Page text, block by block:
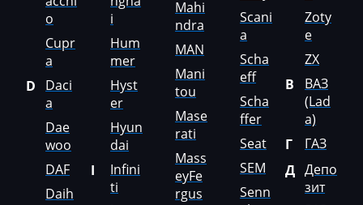
Ravo
Ravon
Renault
RMH
Ropa
RostSelMash
o
Cupr
a
D
Daci
a
Dae
woo
DAF
Daih
i
Hum
mer
Hyst
er
Hyun
dai
I
Infini
ti
Mahi
ndra
MAN
Mani
tou
Mase
rati
Mass
eyFe
rgus
Scani
a
Scha
eff
Scha
ffer
Seat
SEM
Senn
Zoty
e
ZX
В
ВАЗ
(Lad
a)
Г
ГАЗ
Д Депо
зит